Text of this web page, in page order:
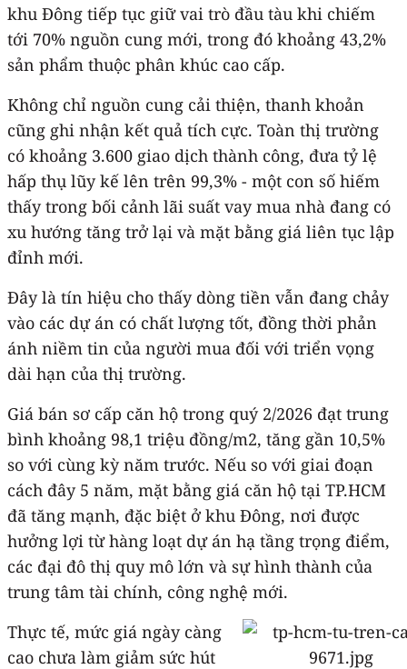
khu Đông tiếp tục giữ vai trò đầu tàu khi chiếm
tới 70% nguồn cung mới, trong đó khoảng 43,2%
sản phẩm thuộc phân khúc cao cấp.
Không chỉ nguồn cung cải thiện, thanh khoản
cũng ghi nhận kết quả tích cực. Toàn thị trường
có khoảng 3.600 giao dịch thành công, đưa tỷ lệ
hấp thụ lũy kế lên trên 99,3% - một con số hiếm
thấy trong bối cảnh lãi suất vay mua nhà đang có
xu hướng tăng trở lại và mặt bằng giá liên tục lập
đỉnh mới.
Đây là tín hiệu cho thấy dòng tiền vẫn đang chảy
vào các dự án có chất lượng tốt, đồng thời phản
ánh niềm tin của người mua đối với triển vọng
dài hạn của thị trường.
Giá bán sơ cấp căn hộ trong quý 2/2026 đạt trung
bình khoảng 98,1 triệu đồng/m2, tăng gần 10,5%
so với cùng kỳ năm trước. Nếu so với giai đoạn
cách đây 5 năm, mặt bằng giá căn hộ tại TP.HCM
đã tăng mạnh, đặc biệt ở khu Đông, nơi được
hưởng lợi từ hàng loạt dự án hạ tầng trọng điểm,
các đại đô thị quy mô lớn và sự hình thành của
trung tâm tài chính, công nghệ mới.
Thực tế, mức giá ngày càng
cao chưa làm giảm sức hút